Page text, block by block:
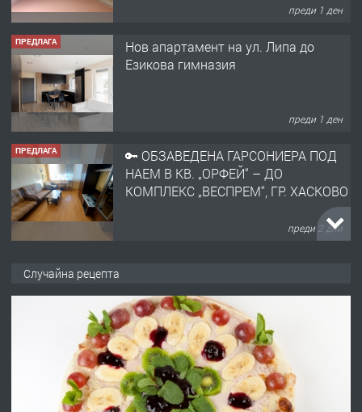
преди 1 ден
ПРЕДЛАГА
Нов апартамент на ул. Липа до
Езикова гимназия
преди 1 ден
ПРЕДЛАГА
🔑 ОБЗАВЕДЕНА ГАРСОНИЕРА ПОД
НАЕМ В КВ. „ОРФЕЙ“ – ДО
КОМПЛЕКС „ВЕСПРЕМ“, ГР. ХАСКОВО
преди 2 дни
АПАРТАМЕНТ В ЦЕНТЪРА НА ГР.
ХАСКОВО
Давам гараж под наем
Случайна рецепта